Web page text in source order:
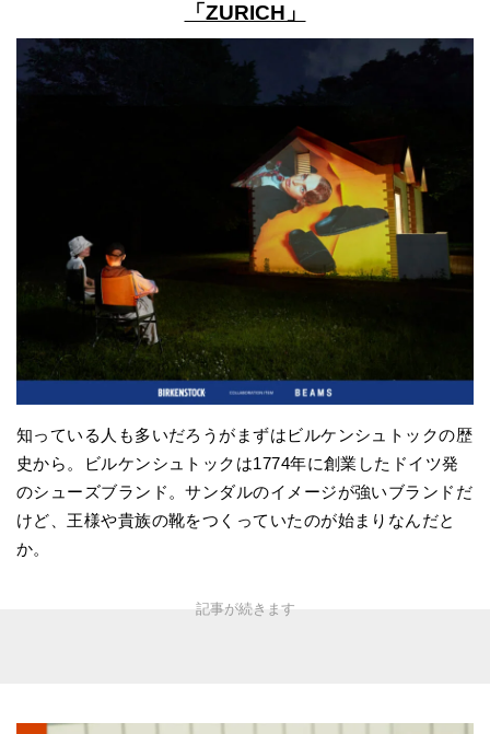
「ZURICH」
知っている人も多いだろうがまずはビルケンシュトックの歴
史から。ビルケンシュトックは1774年に創業したドイツ発
のシューズブランド。サンダルのイメージが強いブランドだ
けど、王様や貴族の靴をつくっていたのが始まりなんだと
か。